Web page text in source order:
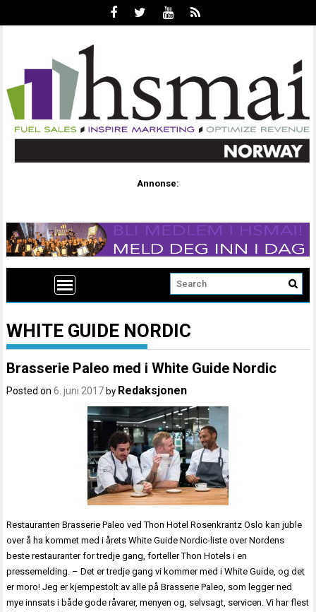
Annonse:
WHITE GUIDE NORDIC
Brasserie Paleo med i White Guide Nordic
Posted on6. juni 2017 by Redaksjonen
Restauranten Brasserie Paleo ved Thon Hotel Rosenkrantz Oslo kan juble
over å ha kommet med i årets White Guide Nordic-liste over Nordens
beste restauranter for tredje gang, forteller Thon Hotels i en
pressemelding. – Det er tredje gang vi kommer med i White Guide, og det
er moro! Jeg er kjempestolt av alle på Brasserie Paleo, som legger ned
mye innsats i både gode råvarer, menyen og, selvsagt, servicen. Vi har flest